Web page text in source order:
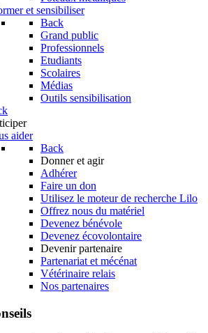
et sensibiliser
Back
Grand public
Professionnels
Etudiants
Scolaires
Médias
Outils sensibilisation
aider
Back
Donner et agir
Adhérer
Faire un don
Utilisez le moteur de recherche Lilo
Offrez nous du matériel
Devenez bénévole
Devenez écovolontaire
Devenir partenaire
Partenariat et mécénat
Vétérinaire relais
Nos partenaires